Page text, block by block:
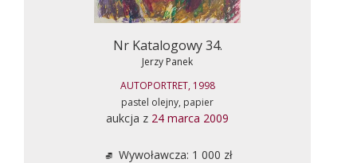
Nr Katalogowy 34.
Jerzy Panek
AUTOPORTRET, 1998
pastel olejny, papier
aukcja z 24 marca 2009
Wywoławcza: 1 000 zł